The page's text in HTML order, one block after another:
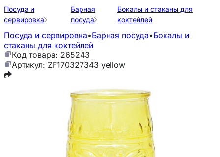
Посуда и
сервировка
Барная
посуда
Бокалы и стаканы для
коктейлей
Посуда и сервировка•Барная посуда•Бокалы и
стаканы для коктейлей
Код товара: 265243
Артикул: ZF170327343 yellow